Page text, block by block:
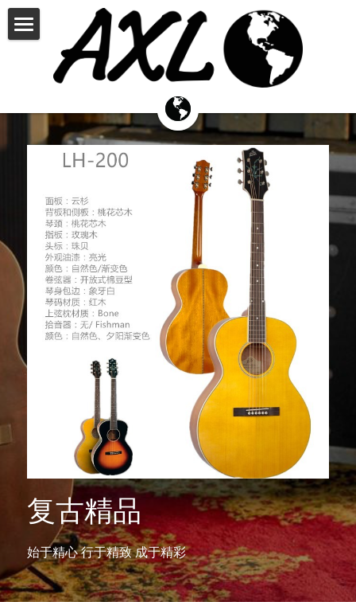
首页
palatino帕拉天奴
AXL钢琴
BPA
吉他产品中心
RECORDINGKING
THE LOAR
JOHNSON
定制中心
哆每星
乐器资讯
招贤纳才
复古精品
始于精心 行于精致 成于精彩
商品分类
JOHNSON
THELOAR
PALATINO